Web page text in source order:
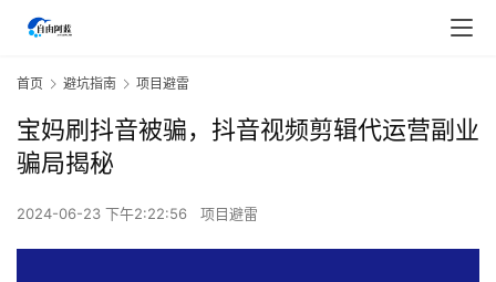
首页 避坑指南 项目避雷
宝妈刷抖音被骗，抖音视频剪辑代运营副业
骗局揭秘
2024-06-23 下午2:22:56 项目避雷